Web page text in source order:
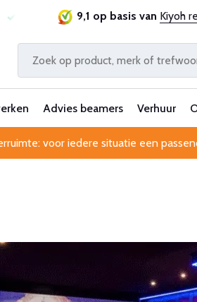
jaar betrouwbaar en ervaren
9,1 op basis van Kiyoh
Advies beamers Verhuur
voor iedere situatie een